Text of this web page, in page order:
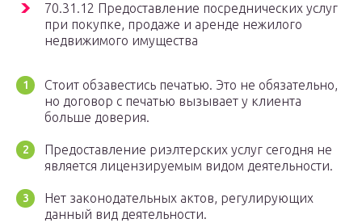
70.31.12 Предоставление посреднических услуг
при покупке, продаже и аренде нежилого
недвижимого имущества
Стоит обзавестись печатью. Это не обязательно,
но договор с печатью вызывает у клиента
больше доверия.
Предоставление риэлтерских услуг сегодня не
является лицензируемым видом деятельности.
Нет законодательных актов, регулирующих
данный вид деятельности.